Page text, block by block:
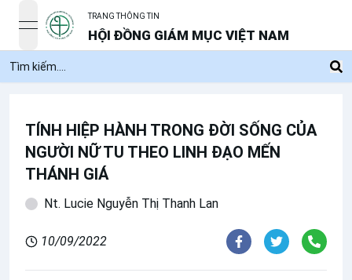
open navigation menu
TRANG THÔNG TIN
HỘI ĐỒNG GIÁM MỤC VIỆT NAM
TÍNH HIỆP HÀNH TRONG ĐỜI SỐNG CỦA
NGƯỜI NỮ TU THEO LINH ĐẠO MẾN
THÁNH GIÁ
Nt. Lucie Nguyễn Thị Thanh Lan
10/09/2022